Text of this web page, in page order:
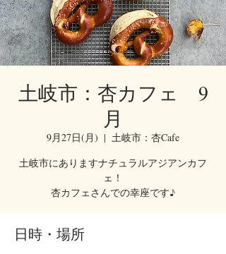
土岐市：杏カフェ 9
月
9月27日(月)
  |
土岐市：杏Cafe
土岐市にありますナチュラルアジアンカフ
ェ！
杏カフェさんでの幸座です♪
日時・場所